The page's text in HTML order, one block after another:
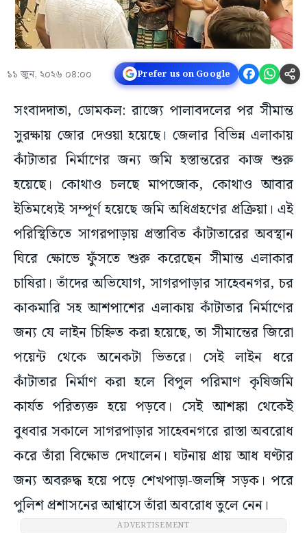
১১ জুন, ২০২৬ ০৪:০০ Prefer us on Google
সংবাদদাতা, ডোমকল: রাজ্যে পালাবদলের পর সীমান্ত
সুরক্ষায় জোর দেওয়া হয়েছে। জেলার বিভিন্ন এলাকায়
কাঁটাতার নির্মাণের জন্য জমি হস্তান্তরের কাজ শুরু
হয়েছে। কোথাও চলছে মাপজোক, কোথাও আবার
ইতিমধ্যেই সম্পূর্ণ হয়েছে জমি অধিগ্রহণের প্রক্রিয়া। এই
পরিস্থিতিতে সাগরপাড়ায় প্রস্তাবিত কাঁটাতারের অবস্থান
ঘিরে ক্ষোভে ফুঁসতে শুরু করেছেন সীমান্ত এলাকার
চাষিরা। তাঁদের অভিযোগ, সাগরপাড়ার সাহেবনগর, চর
কাকমারি সহ আশপাশের এলাকায় কাঁটাতার নির্মাণের
জন্য যে লাইন চিহ্নিত করা হয়েছে, তা সীমান্তের জিরো
পয়েন্ট থেকে অনেকটা ভিতরে। সেই লাইন ধরে
কাঁটাতার নির্মাণ করা হলে বিপুল পরিমাণ কৃষিজমি
কার্যত পরিত্যক্ত হয়ে পড়বে। সেই আশঙ্কা থেকেই
বুধবার সকালে সাগরপাড়ার সাহেবনগরে রাস্তা অবরোধ
করে তাঁরা বিক্ষোভ দেখালেন। ঘটনায় প্রায় আধ ঘণ্টার
জন্য অবরুদ্ধ হয়ে পড়ে শেখপাড়া-জলঙ্গি সড়ক। পরে
পুলিশ প্রশাসনের আশ্বাসে তাঁরা অবরোধ তুলে নেন।
ADVERTISEMENT